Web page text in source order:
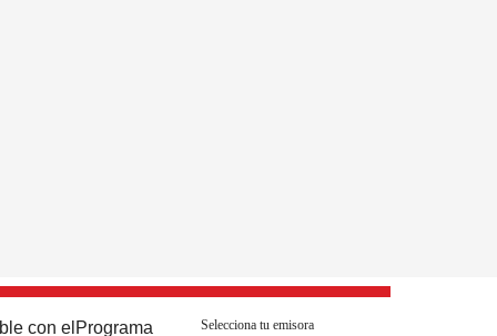
con el Programa Selecciona tu emisora